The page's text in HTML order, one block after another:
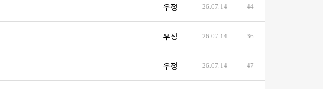
우정 26.07.14 44
우정 26.07.14 36
우정 26.07.14 47